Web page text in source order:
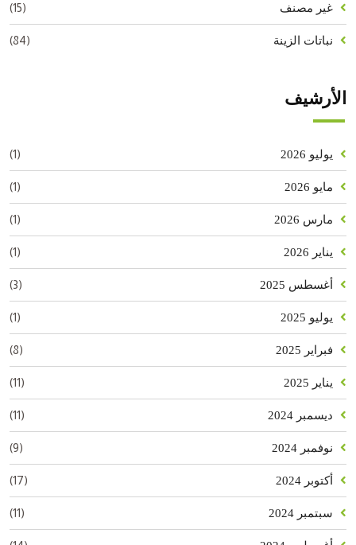
غير مصنف (15)
نباتات الزينة (84)
الأرشيف
يوليو 2026 (1)
مايو 2026 (1)
مارس 2026 (1)
يناير 2026 (1)
أغسطس 2025 (3)
يوليو 2025 (1)
فبراير 2025 (8)
يناير 2025 (11)
ديسمبر 2024 (11)
نوفمبر 2024 (9)
أكتوبر 2024 (17)
سبتمبر 2024 (11)